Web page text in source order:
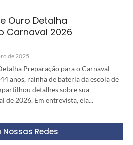
Ouro Detalha
Carnaval 2026
de 2025
Preparação para o Carnaval
anos, rainha de bateria da escola de
detalhes sobre sua
de 2026. Em entrevista, ela...
Nossas Redes